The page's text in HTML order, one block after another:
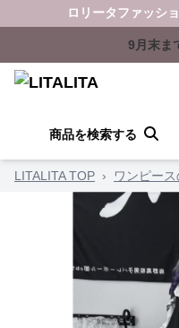
ロリータファッシ
9月末ま
商品を検索する
LITALITA TOP › ワンピー